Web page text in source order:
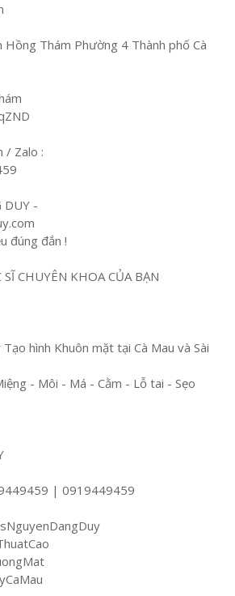
Thám Phường 4 Thành phố Cà
/ Zalo :
DUY -
đúng đắn !
CHUYÊN KHOA CỦA BẠN
hình Khuôn mặt tại Cà Mau và Sài
- Môi - Má - Cằm - Lỗ tai - Sẹo
| 0919449459